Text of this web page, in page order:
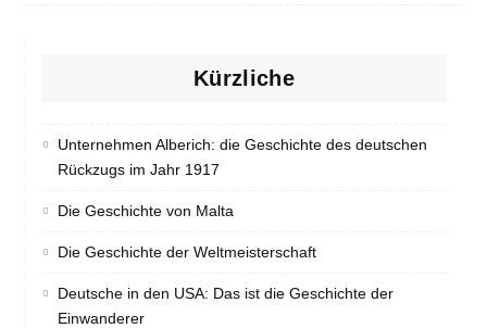
Kürzliche
Unternehmen Alberich: die Geschichte des deutschen
Rückzugs im Jahr 1917
Die Geschichte von Malta
Die Geschichte der Weltmeisterschaft
Deutsche in den USA: Das ist die Geschichte der
Einwanderer